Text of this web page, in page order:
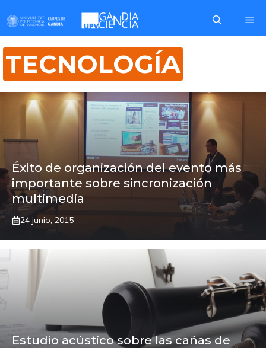
contenido
TECNOLOGÍA
Éxito de organización del evento más
importante sobre sincronización
multimedia
24 junio, 2015
Estudio acústico sobre las cañas de